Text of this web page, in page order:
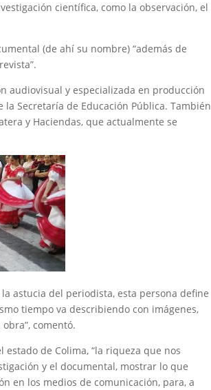
científica, como la observación, el
(de ahí su nombre) “además de
audiovisual y especializada en producción
Secretaría de Educación Pública. También
y Haciendas, que actualmente se
astucia del periodista, esta persona define
tiempo va describiendo con imágenes,
comentó.
de Colima, “la riqueza que nos
y el documental, mostrar lo que
en los medios de comunicación, para, a